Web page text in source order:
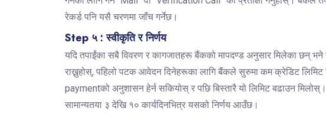
रेकर्ड पनि यसै चरणमा जाँच गर्नेछ।
Step ५ : स्वीकृति र निर्णय
यदि तपाईंका सबै विवरण र कागजातहरू बैंकको मापदण्ड अनुसार मिलेका छन्
राख्नुहोस्, पहिलो पटक आवेदन दिनेहरूका लागि बैंकले सुरुमा कम क्रेडिट लिमिट
paymentको अनुशासन हेर्न सकियोस् र पछि बिस्तारै यो लिमिट बढाउन
सामान्यतया ३ देखि १० कार्यदिनभित्र यसको निर्णय आउँछ।